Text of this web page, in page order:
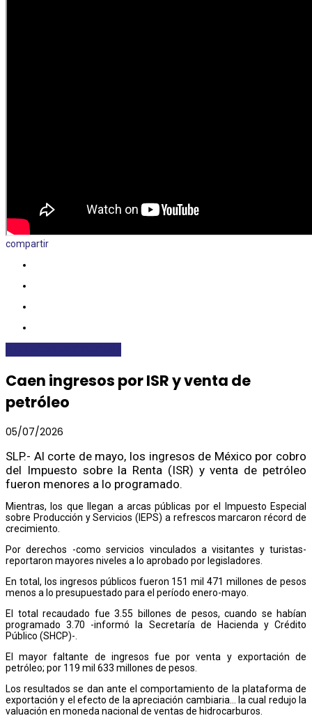
compartir
Caen ingresos por ISR y venta de
petróleo
05/07/2026
SLP.- Al corte de mayo, los ingresos de México por cobro
del Impuesto sobre la Renta (ISR) y venta de petróleo
fueron menores a lo programado.
Mientras, los que llegan a arcas públicas por el Impuesto Especial
sobre Producción y Servicios (IEPS) a refrescos marcaron récord de
crecimiento.
Por derechos -como servicios vinculados a visitantes y turistas-
reportaron mayores niveles a lo aprobado por legisladores.
En total, los ingresos públicos fueron 151 mil 471 millones de pesos
menos a lo presupuestado para el período enero-mayo.
El total recaudado fue 3.55 billones de pesos, cuando se habían
programado 3.70 -informó la Secretaría de Hacienda y Crédito
Público (SHCP)-.
El mayor faltante de ingresos fue por venta y exportación de
petróleo; por 119 mil 633 millones de pesos.
Los resultados se dan ante el comportamiento de la plataforma de
exportación y el efecto de la apreciación cambiaria… la cual redujo la
valuación en moneda nacional de ventas de hidrocarburos.